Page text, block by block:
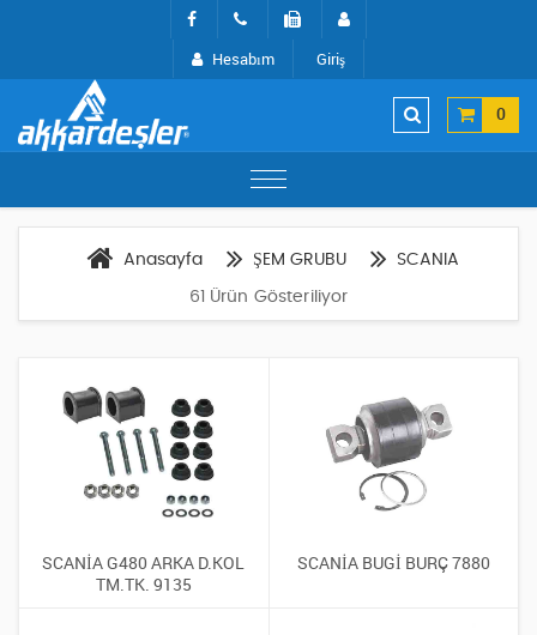
Hesabım Giriş
0
Anasayfa ŞEM GRUBU SCANIA
61 Ürün Gösteriliyor
SCANİA G480 ARKA D.KOL
TM.TK. 9135
SCANİA BUGİ BURÇ 7880